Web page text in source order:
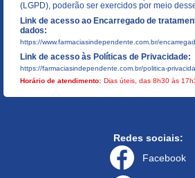
(LGPD), poderão ser exercidos por meio
Link de acesso ao Encarregado de
dados:
https://www.farmaciasindependente.com.br/
Link de acesso às Políticas de Privacidade:
https://farmaciasindependente.com.br/politica-
Horário de atendimento: Dias úteis, das 8h30 às
Redes sociais:
Facebook